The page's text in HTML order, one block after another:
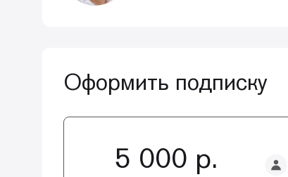
Оформить подписку
5 000 р.